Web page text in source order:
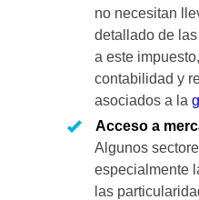
no necesitan
detallado de
a este
contabilidad y
asociados a la
Acceso a
Algunos
especialmente
las